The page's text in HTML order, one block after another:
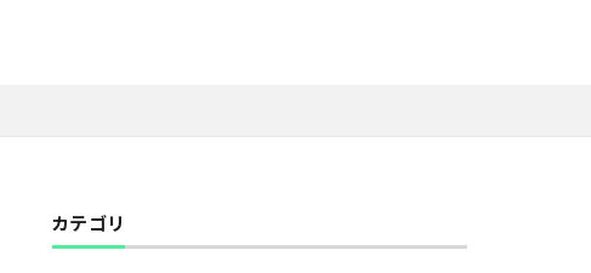
カテゴリ